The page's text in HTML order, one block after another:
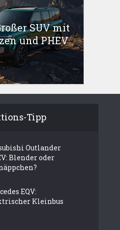
SUV mit
und PHEV
Tipp
Outlander
Blender oder
EQV:
Kleinbus